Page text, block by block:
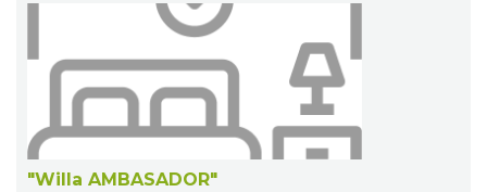
"Willa AMBASADOR"